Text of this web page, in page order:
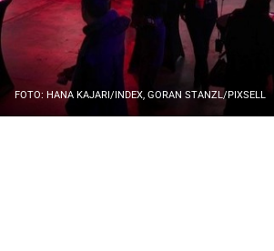
FOTO: HANA KAJARI/INDEX, GORAN STANZL/PIXSELL